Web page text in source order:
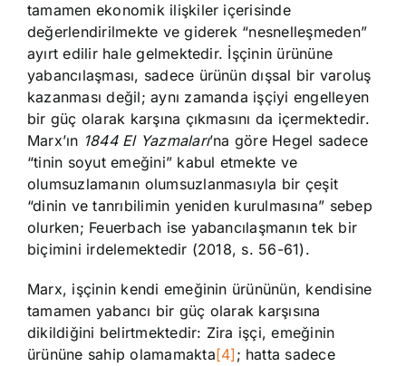
tamamen ekonomik ilişkiler içerisinde
değerlendirilmekte ve giderek “nesnelleşmeden”
ayırt edilir hale gelmektedir. İşçinin ürününe
yabancılaşması, sadece ürünün dışsal bir varoluş
kazanması değil; aynı zamanda işçiyi engelleyen
bir güç olarak karşına çıkmasını da içermektedir.
Marx’ın 1844 El Yazmaları’na göre Hegel sadece
“tinin soyut emeğini” kabul etmekte ve
olumsuzlamanın olumsuzlanmasıyla bir çeşit
“dinin ve tanrıbilimin yeniden kurulmasına” sebep
olurken; Feuerbach ise yabancılaşmanın tek bir
biçimini irdelemektedir (2018, s. 56-61).
Marx, işçinin kendi emeğinin ürününün, kendisine
tamamen yabancı bir güç olarak karşısına
dikildiğini belirtmektedir: Zira işçi, emeğinin
ürününe sahip olamamakta[4] ; hatta sadece